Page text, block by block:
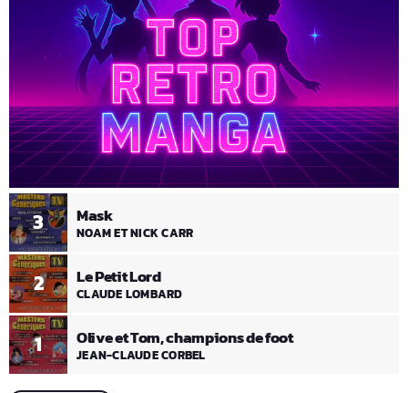
1 Olive et Tom, champions de foot
JEAN-CLAUDE CORBEL
2 Le Petit Lord
CLAUDE LOMBARD
3 Mask
NOAM ET NICK CARR